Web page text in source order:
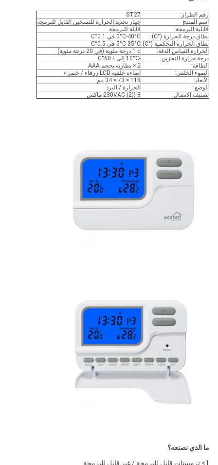
رقم الطراز:
ST27
اسم المنتج
جهاز تحديد الحرارة للتسخين القابل للبرمجة
قابلية البرمجة:
قابلة للبرمجة
نطاق درجة الحرارة (°C):
0°C-40°C في 0.1°C
نطاق الحرارة التحكمية (°C):
5°C-35°C في 0.5°C
الحرارة.القياس.الدقة:
± 1 درجة مئوية (في 20 درجة مئوية)
درجة حرارة التخزين:
-10°C إلى +60°C
الطاقة:
2 × بطارية بحجم AAA
الضوء الخلفي:
إضاءة خلفية LCD زرقاء / خضراء
الأبعاد:
118 × 73 × 34 مم
الوضع:
الحرارة / البرد
تصنيف الاتصال:
8 ((2) 230VAC ماكس
ما الذي نصنعه؟
1> ترمستات قابل للبرمجة / غير قابل للبرمجة